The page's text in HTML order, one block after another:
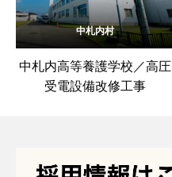
中札内村
中札内高等養護学校／高圧
受電設備改修工事